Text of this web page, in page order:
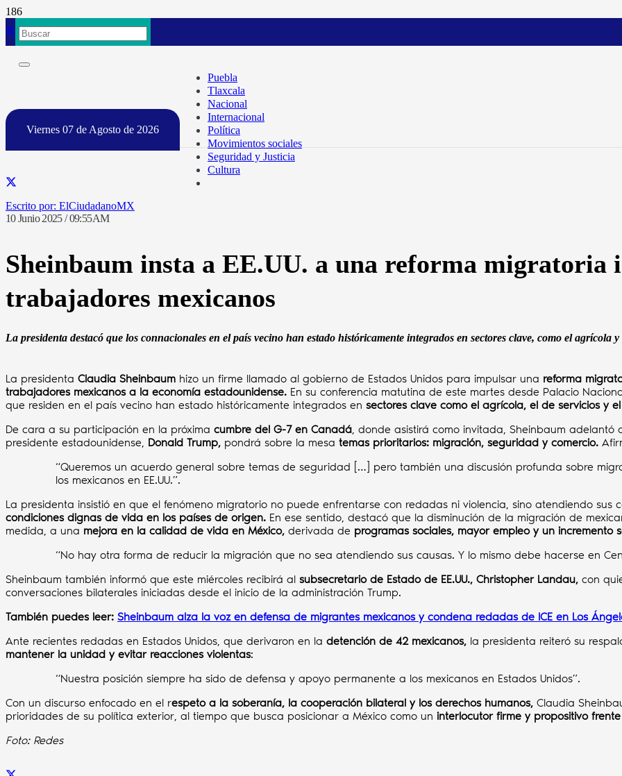
Viernes 07 de Agosto de 2026
Puebla
Tlaxcala
Nacional
Internacional
Política
Movimientos sociales
Seguridad y Justicia
Cultura
ElCiudadanoMX
10 Junio 2025 / 09:55AM
Sheinbaum insta a EE.UU. a una reforma migratoria
trabajadores mexicanos
La presidenta destacó que los connacionales en el país vecino han estado históricamente integrados en sectores clave, como el agrícola
La presidenta Claudia Sheinbaum hizo un firme llamado al gobierno de Estados Unidos para impulsar una reforma
trabajadores mexicanos a la economía estadounidense. En su conferencia matutina de este martes desde Palacio
que residen en el país vecino han estado históricamente integrados en sectores clave como el agrícola, el de servicios y
De cara a su participación en la próxima cumbre del G-7 en Canadá, donde asistirá como invitada, Sheinbaum
presidente estadounidense, Donald Trump, pondrá sobre la mesa temas prioritarios: migración, seguridad y comercio.
“Queremos un acuerdo general sobre temas de seguridad […] pero también una discusión profunda sobre
los mexicanos en EE.UU.”.
La presidenta insistió en que el fenómeno migratorio no puede enfrentarse con redadas ni violencia, sino atendiendo sus
condiciones dignas de vida en los países de origen. En ese sentido, destacó que la disminución de la migración de
medida, a una mejora en la calidad de vida en México, derivada de programas sociales, mayor empleo y un incremento
“No hay otra forma de reducir la migración que no sea atendiendo sus causas. Y lo mismo debe hacerse en
Sheinbaum también informó que este miércoles recibirá al subsecretario de Estado de EE.UU., Christopher Landau, con
conversaciones bilaterales iniciadas desde el inicio de la administración Trump.
También puedes leer: Sheinbaum alza la voz en defensa de migrantes mexicanos y condena redadas de ICE en Los
Ante recientes redadas en Estados Unidos, que derivaron en la detención de 42 mexicanos, la presidenta reiteró su
mantener la unidad y evitar reacciones violentas:
“Nuestra posición siempre ha sido de defensa y apoyo permanente a los mexicanos en Estados Unidos”.
Con un discurso enfocado en el respeto a la soberanía, la cooperación bilateral y los derechos humanos, Claudia
prioridades de su política exterior, al tiempo que busca posicionar a México como un interlocutor firme y propositivo
Foto: Redes